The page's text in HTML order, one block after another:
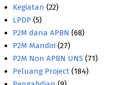
Kegiatan (22)
LPDP (5)
P2M dana APBN (68)
P2M Mandiri (27)
P2M Non APBN UNS (71)
Peluang Project (184)